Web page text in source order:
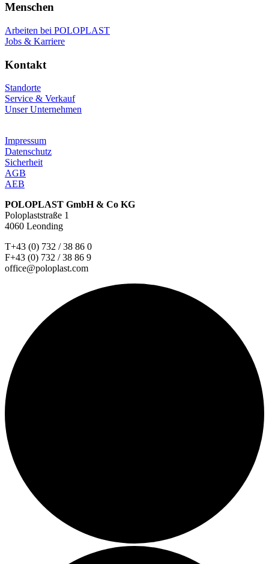
Menschen
Arbeiten bei POLOPLAST
Jobs & Karriere
Kontakt
Standorte
Service & Verkauf
Unser Unternehmen
Impressum
Datenschutz
Sicherheit
AGB
AEB
POLOPLAST GmbH & Co KG
Poloplaststraße 1
4060 Leonding
T+43 (0) 732 / 38 86 0
F+43 (0) 732 / 38 86 9
office@poloplast.com